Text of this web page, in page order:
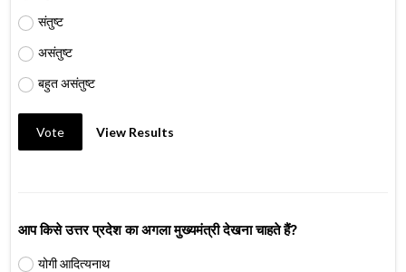
संतुष्ट
असंतुष्ट
बहुत असंतुष्ट
Vote View Results
आप किसे उत्तर प्रदेश का अगला मुख्यमंत्री देखना चाहते हैं?
योगी आदित्यनाथ